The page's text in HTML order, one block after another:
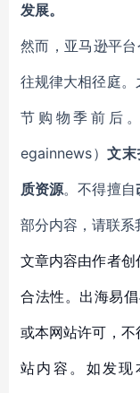
发展。
然而，亚马逊平
往规律大相径庭
节购物季前后
egainnews）文
质资源。不得擅自
部分内容，请联系
文章内容由作者
合法性。出海易
或本网站许可，
站内容。如发